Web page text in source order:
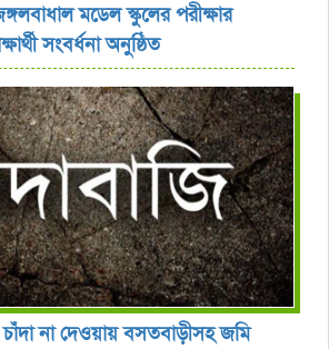
মডেল স্কুলের পরীক্ষার
সংবর্ধনা অনুষ্ঠিত
না দেওয়ায় বসতবাড়ীসহ জমি